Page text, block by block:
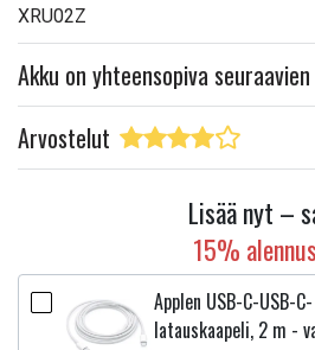
XRU02Z
Akku on yhteensopiva
Arvostelut
Lisää nyt –
15%
Applen USB-C-USB-C-
latauskaapeli, 2 m -